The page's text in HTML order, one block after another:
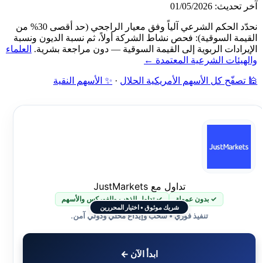
آخر تحديث: 01/05/2026
نحدّد الحكم الشرعي آلياً وفق معيار الراجحي (حد أقصى 30% من
القيمة السوقية): فحص نشاط الشركة أولاً، ثم نسبة الديون ونسبة
الإيرادات الربوية إلى القيمة السوقية — دون مراجعة بشرية. العلماء
والهيئات الشرعية المعتمدة ←
🕌 تصفّح كل الأسهم الأمريكية الحلال · ✨ الأسهم النقية
شريك موثوق • اختيار المحررين
تداول مع JustMarkets
✓ بدون عمولة ✓ تداول الذهب والفوركس والأسهم
تنفيذ فوري • سحب وإيداع محلي ودولي آمن.
ابدأ الآن ←